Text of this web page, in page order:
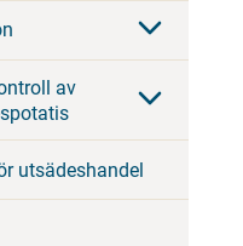
av
utsädeshandel